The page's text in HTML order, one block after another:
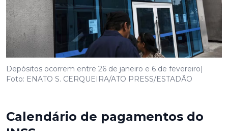
Depósitos ocorrem entre 26 de janeiro e 6 de fevereiro|
Foto: ENATO S. CERQUEIRA/ATO PRESS/ESTADÃO
Calendário de pagamentos do